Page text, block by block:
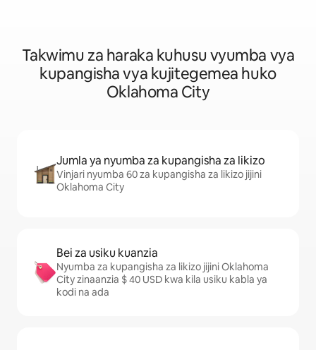
Takwimu za haraka kuhusu vyumba vya
kupangisha vya kujitegemea huko
Oklahoma City
Jumla ya nyumba za kupangisha za likizo
Vinjari nyumba 60 za kupangisha za likizo jijini
Oklahoma City
Bei za usiku kuanzia
Nyumba za kupangisha za likizo jijini Oklahoma
City zinaanzia $ 40 USD kwa kila usiku kabla ya
kodi na ada